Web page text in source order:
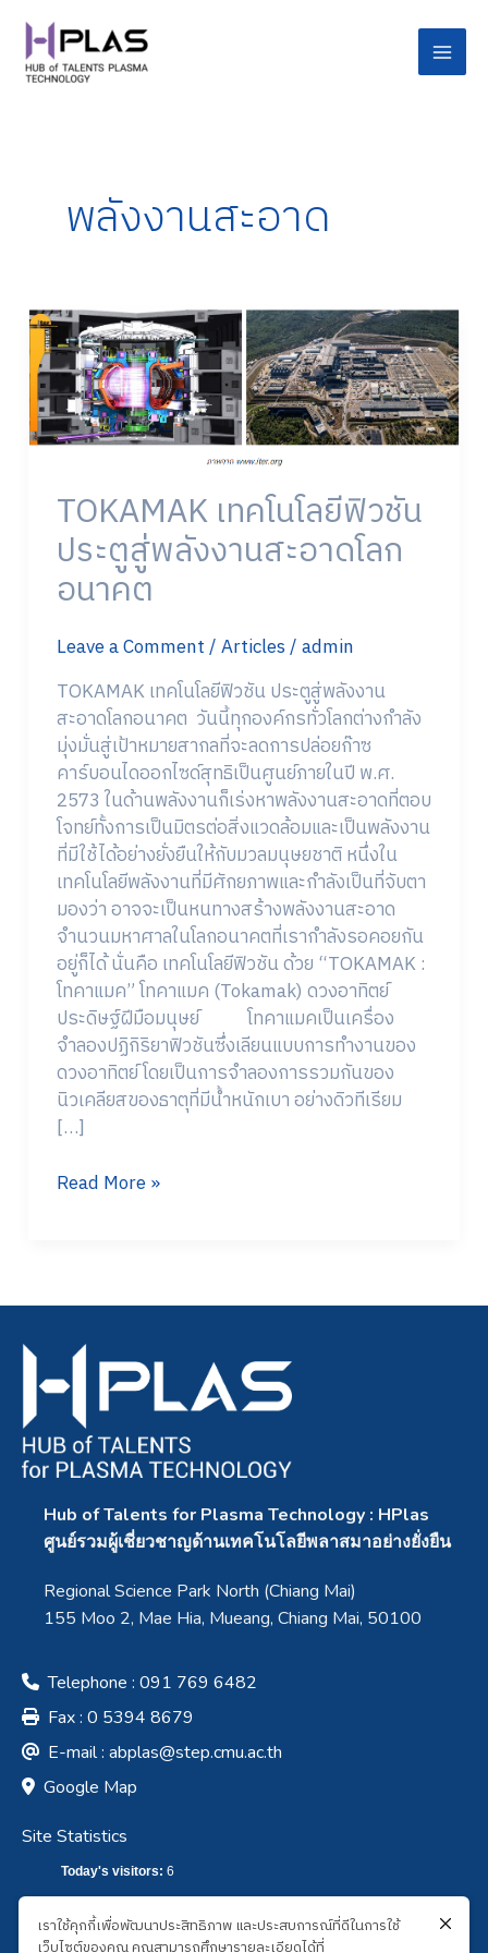
content
Main
พลังงานสะอาด
TOKAMAK เทคโนโลยีฟิวชัน
ประตูสู่พลังงานสะอาดโลก
อนาคต
Leave a Comment/Articles/admin
TOKAMAK เทคโนโลยีฟิวชัน ประตูสู่พลังงาน
สะอาดโลกอนาคต วันนี้ทุกองค์กรทั่วโลกต่างกำลัง
มุ่งมั่นสู่เป้าหมายสากลที่จะลดการปล่อยก๊าซ
คาร์บอนไดออกไซด์สุทธิเป็นศูนย์ภายในปี พ.ศ.
2573 ในด้านพลังงานก็เร่งหาพลังงานสะอาดที่ตอบ
โจทย์ทั้งการเป็นมิตรต่อสิ่งแวดล้อมและเป็นพลังงาน
ที่มีใช้ได้อย่างยั่งยืนให้กับมวลมนุษยชาติ หนึ่งใน
เทคโนโลยีพลังงานที่มีศักยภาพและกำลังเป็นที่จับตา
มองว่า อาจจะเป็นหนทางสร้างพลังงานสะอาด
จำนวนมหาศาลในโลกอนาคตที่เรากำลังรอคอยกัน
อยู่ก็ได้ นั่นคือ เทคโนโลยีฟิวชัน ด้วย “TOKAMAK :
โทคาแมค” โทคาแมค (Tokamak) ดวงอาทิตย์
ประดิษฐ์ฝีมือมนุษย์ โทคาแมคเป็นเครื่อง
จำลองปฏิกิริยาฟิวชันซึ่งเลียนแบบการทำงานของ
ดวงอาทิตย์ โดยเป็นการจำลองการรวมกันของ
นิวเคลียสของธาตุที่มีน้ำหนักเบา อย่างดิวทีเรียม
[…]
TOKAMAK
เทคโนโลยี
ฟิว
ชัน
ประตู
สู่
สะอาด
โลก
อนาคต
Read More »
Hub of Talents for Plasma Technology : HPlas
ศูนย์รวมผู้เชี่ยวชาญด้านเทคโนโลยีพลาสมาอย่างยั่งยืน
Regional Science Park North (Chiang Mai)
155 Moo 2, Mae Hia, Mueang, Chiang Mai, 50100
Telephone : 091 769 6482
Fax : 0 5394 8679
E-mail : abplas@step.cmu.ac.th
Google Map
Site Statistics
Today's visitors: 6
เราใช้คุกกี้เพื่อพัฒนาประสิทธิภาพ และประสบการณ์ที่ดีในการใช้
เว็บไซต์ของคุณ คุณสามารถศึกษารายละเอียดได้ที่